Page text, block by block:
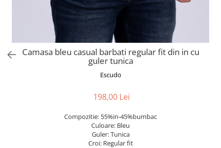
Camasa bleu casual barbati regular fit din in cu
guler tunica
Escudo
198,00 Lei
Compozitie: 55%in-45%bumbac
Culoare: Bleu
Guler: Tunica
Croi: Regular fit